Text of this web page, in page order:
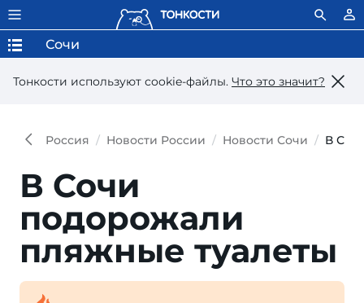
Тонкости используют сookie-файлы. Что это значит?
Сочи
Россия Новости России Новости Сочи В
В Сочи
подорожали
пляж­ные туалеты